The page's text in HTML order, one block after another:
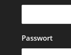
Passwort